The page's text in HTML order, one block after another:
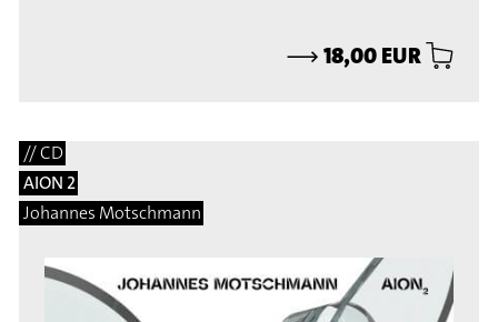
⟶18,00 EUR
// CD
AION 2
Johannes Motschmann